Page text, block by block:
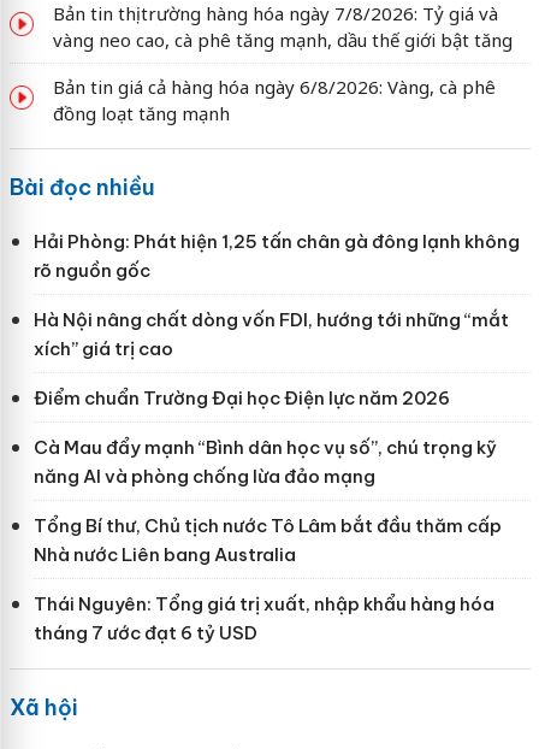
Bản tin thị trường hàng hóa ngày 7/8/2026: Tỷ giá và
vàng neo cao, cà phê tăng mạnh, dầu thế giới bật tăng
Bản tin giá cả hàng hóa ngày 6/8/2026: Vàng, cà phê
đồng loạt tăng mạnh
Bài đọc nhiều
Hải Phòng: Phát hiện 1,25 tấn chân gà đông lạnh không
rõ nguồn gốc
Hà Nội nâng chất dòng vốn FDI, hướng tới những “mắt
xích” giá trị cao
Điểm chuẩn Trường Đại học Điện lực năm 2026
Cà Mau đẩy mạnh “Bình dân học vụ số”, chú trọng kỹ
năng AI và phòng chống lừa đảo mạng
Tổng Bí thư, Chủ tịch nước Tô Lâm bắt đầu thăm cấp
Nhà nước Liên bang Australia
Thái Nguyên: Tổng giá trị xuất, nhập khẩu hàng hóa
tháng 7 ước đạt 6 tỷ USD
Xã hội